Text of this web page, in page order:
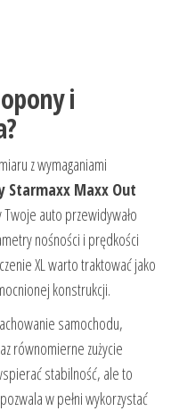
i
z wymaganiami
Starmaxx Maxx Out
auto przewidywało
nośności i prędkości
XL warto traktować jako
konstrukcji.
samochodu,
równomierne zużycie
stabilność, ale to
w pełni wykorzystać